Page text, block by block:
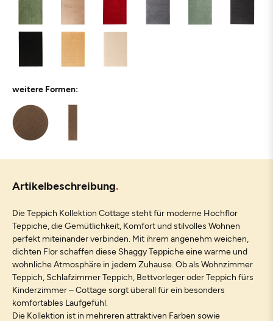
weitere Formen:
Artikelbeschreibung
Die Teppich Kollektion Cottage steht für moderne Hochflor
Teppiche, die Gemütlichkeit, Komfort und stilvolles Wohnen
perfekt miteinander verbinden. Mit ihrem angenehm weichen,
dichten Flor schaffen diese Shaggy Teppiche eine warme und
wohnliche Atmosphäre in jedem Zuhause. Ob als Wohnzimmer
Teppich, Schlafzimmer Teppich, Bettvorleger oder Teppich fürs
Kinderzimmer – Cottage sorgt überall für ein besonders
komfortables Laufgefühl.
Die Kollektion ist in mehreren attraktiven Farben sowie